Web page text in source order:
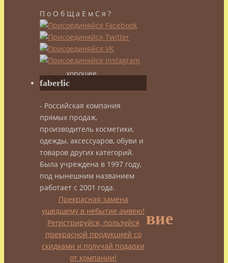
здоровья
в
пищу!
Как
сохранить
хорошее
самочувствие
Как
сохранить
хорошее
самочувствие
зимой
П о О б Щ а Е м С я ?
faberlic
- Российская компания
прямых продаж,
производитель косметики,
одежды, аксессуаров, обуви и
товаров других категорий.
Была учреждена в 1997 году,
под нынешним названием
работает с 2001 года.
Прекрасная замена
ушедшему в небытие амвею!
Регистрируйся, пользуйся
прекрасной продукцией со
скидками и получай подарки
от компании!